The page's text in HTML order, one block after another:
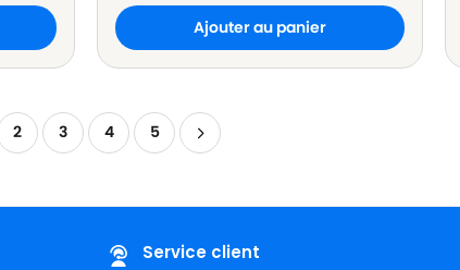
Ajouter au panier
2 3 4 5
Service client